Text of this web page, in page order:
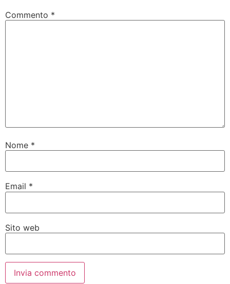
Commento *
Nome *
Email *
Sito web